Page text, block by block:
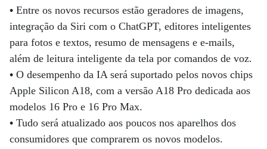
• Entre os novos recursos estão geradores de imagens,
integração da Siri com o ChatGPT, editores inteligentes
para fotos e textos, resumo de mensagens e e-mails,
além de leitura inteligente da tela por comandos de voz.
• O desempenho da IA será suportado pelos novos chips
Apple Silicon A18, com a versão A18 Pro dedicada aos
modelos 16 Pro e 16 Pro Max.
• Tudo será atualizado aos poucos nos aparelhos dos
consumidores que comprarem os novos modelos.